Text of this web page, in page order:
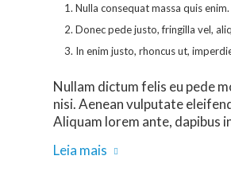
Nulla consequat massa quis enim.
Donec pede justo, fringilla vel,
In enim justo, rhoncus ut,
Nullam dictum felis eu pede
nisi. Aenean vulputate
Aliquam lorem ante, dapibus
Leia mais